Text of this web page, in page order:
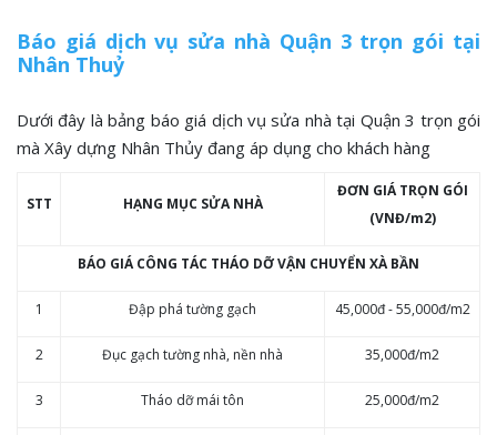
Báo giá dịch vụ sửa nhà Quận 3 trọn gói tại
Nhân Thuỷ
Dưới đây là bảng báo giá dịch vụ sửa nhà tại Quận 3 trọn gói
mà Xây dựng Nhân Thủy đang áp dụng cho khách hàng
STT HẠNG MỤC SỬA NHÀ
ĐƠN GIÁ TRỌN GÓI
(VNĐ/m2)
BÁO GIÁ CÔNG TÁC THÁO DỠ VẬN CHUYỂN XÀ BẦN
1 Đập phá tường gạch 45,000đ - 55,000đ/m2
2 Đục gạch tường nhà, nền nhà 35,000đ/m2
3 Tháo dỡ mái tôn 25,000đ/m2